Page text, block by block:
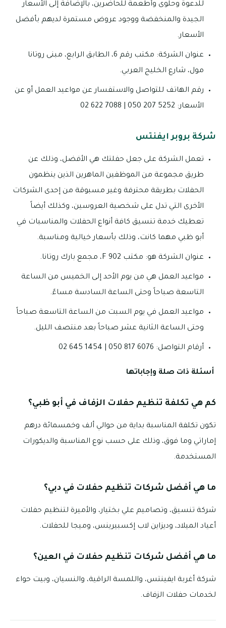
للدعوة وحلوى وأطعمة للحاضرين، بالإضافة إلى الأسعار
الجيدة والمنخفضة ووجود عروض مستمرة لديهم بأفضل
الأسعار.
عنوان الشركة: مكتب رقم 6، الطابق الرابع، مبنى روتانا
مول، شارع الخليج العربي.
رقم الهاتف للتواصل والاستفسار عن مواعيد العمل أو عن
الأسعار: 5252 207 050 | 7088 622 02
شركة بروبر ايفنتس
تعمل الشركة على جعل حفلتك هي الأفضل، وذلك عن
طريق مجموعة من الموظفين الماهرين الذين ينظمون
الحفلات بطريقة محترفة وغير مسبوقة من إحدى الشركات
الأخرى التي تدل على شخصية العروسين، وكذلك أيضاً
تعطيك خدمة تنسيق كافة أنواع الحفلات والمناسبات في
أبو ظبي مهما كانت، وذلك بأسعار خيالية ومناسبة.
عنوان الشركة هو: مكتب F 902، مجمع بارك روتانا.
مواعيد العمل هي من يوم الأحد إلى الخميس من الساعة
التاسعة صباحاً وحتى الساعة السادسة مساءً.
مواعيد العمل في يوم السبت من الساعة التاسعة صباحاً
وحتى الساعة الثانية عشر صباحاً بعد منتصف الليل.
أرقام التواصل: 6076 817 050 | 1454 645 02
أسئلة ذات صلة وإجاباتها
كم هي تكلفة تنظيم حفلات الزفاف في أبو ظبي؟
تكون تكلفة المناسبة بداية من حوالي ألف وخمسمائة درهم
إماراتي وما فوق، وذلك على حسب نوع المناسبة والديكورات
المستخدمة.
ما هي أفضل شركات تنظيم حفلات في دبي؟
شركة تنسيق، وتصاميم علي بختيار، والأميرة لتنظيم حفلات
أعياد الميلاد، وديزاين لاب إكسبيرينس، وميجا للحفلات.
ما هي أفضل شركات تنظيم حفلات في العين؟
شركة أغربة ايفينتس، واللمسة الراقية، والنسيان، وبيت حواء
لخدمات حفلات الزفاف.